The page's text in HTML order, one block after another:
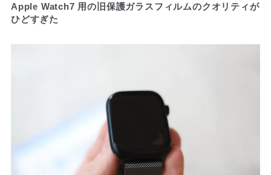
Apple Watch7 用の旧保護ガラスフィルムのクオリティが
ひどすぎた